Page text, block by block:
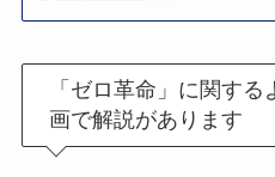
「ゼロ革命」に関す
画で解説があります